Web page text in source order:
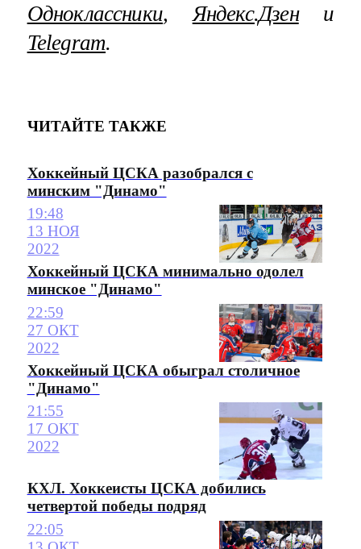
Одноклассники, Яндекс.Дзени
Telegram.
ЧИТАЙТЕ ТАКЖЕ
Хоккейный ЦСКА разобрался с
минским "Динамо"
19:48
13 НОЯ
2022
Хоккейный ЦСКА минимально одолел
минское "Динамо"
22:59
27 ОКТ
2022
Хоккейный ЦСКА обыграл столичное
"Динамо"
21:55
17 ОКТ
2022
КХЛ. Хоккеисты ЦСКА добились
четвертой победы подряд
22:05